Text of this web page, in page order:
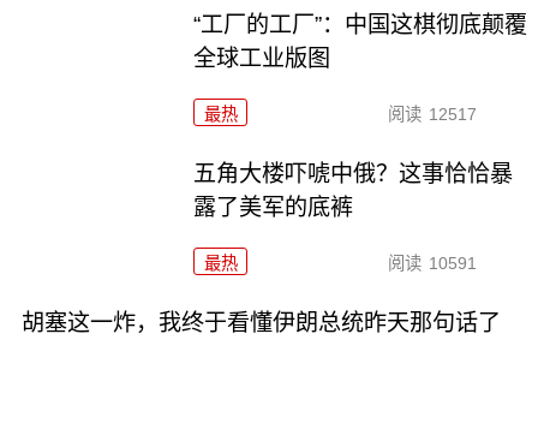
“工厂的工厂”：中国这棋彻底颠覆
全球工业版图
最热 阅读 12517
五角大楼吓唬中俄？这事恰恰暴
露了美军的底裤
最热 阅读 10591
胡塞这一炸，我终于看懂伊朗总统昨天那句话了